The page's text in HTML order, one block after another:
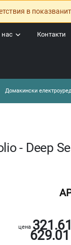
в
Контакти
нас
Домакински
- Deep
цена